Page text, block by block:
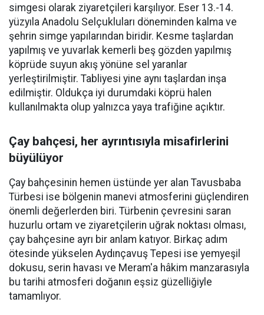
simgesi olarak ziyaretçileri karşılıyor. Eser 13.-14.
yüzyıla Anadolu Selçukluları döneminden kalma ve
şehrin simge yapılarından biridir. Kesme taşlardan
yapılmış ve yuvarlak kemerli beş gözden yapılmış
köprüde suyun akış yönüne sel yaranlar
yerleştirilmiştir. Tabliyesi yine aynı taşlardan inşa
edilmiştir. Oldukça iyi durumdaki köprü halen
kullanılmakta olup yalnızca yaya trafiğine açıktır.
Çay bahçesi, her ayrıntısıyla misafirlerini
büyülüyor
Çay bahçesinin hemen üstünde yer alan Tavusbaba
Türbesi ise bölgenin manevi atmosferini güçlendiren
önemli değerlerden biri. Türbenin çevresini saran
huzurlu ortam ve ziyaretçilerin uğrak noktası olması,
çay bahçesine ayrı bir anlam katıyor. Birkaç adım
ötesinde yükselen Aydınçavuş Tepesi ise yemyeşil
dokusu, serin havası ve Meram'a hâkim manzarasıyla
bu tarihi atmosferi doğanın eşsiz güzelliğiyle
tamamlıyor.